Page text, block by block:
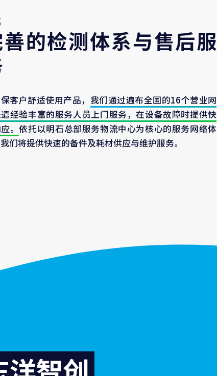
的检测体系与售后服
客户舒适使用产品， 我们通过遍布全国的16个营业网
经验丰富的服务人员上门服务，在设备故障时提供快
。依托以明石总部服务物流中心为核心的服务网络体
们将提供快速的备件及耗材供应与维护服务。